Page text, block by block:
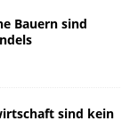
Bauern sind
sind kein